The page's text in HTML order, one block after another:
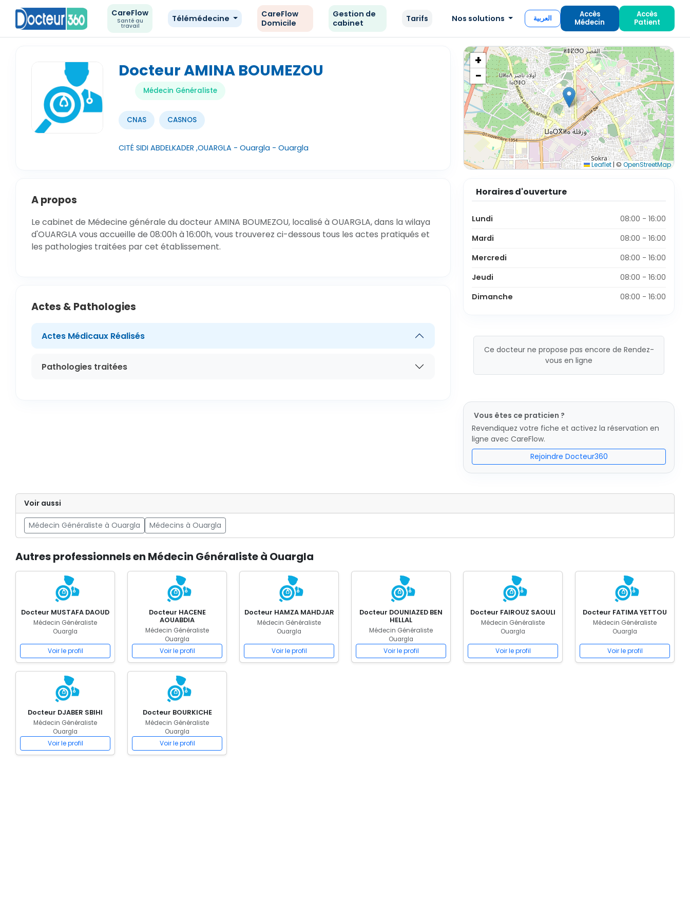
CareFlow
Santé au
travail
Télémédecine
CareFlow
Domicile
Gestion de
cabinet
Tarifs Nos solutions العربية
Accès
Médecin
Accès
Patient
Docteur AMINA BOUMEZOU
Médecin Généraliste
CNAS CASNOS
CITÉ SIDI ABDELKADER ,OUARGLA - Ouargla - Ouargla
+
−
Leaflet| © OpenStreetMap
A propos
Le cabinet de Médecine générale du docteur AMINA BOUMEZOU, localisé à OUARGLA, dans la wilaya
d'OUARGLA vous accueille de 08:00h à 16:00h, vous trouverez ci-dessous tous les actes pratiqués et
les pathologies traitées par cet établissement.
Actes & Pathologies
Actes Médicaux Réalisés
Pathologies traitées
Horaires d'ouverture
Lundi
08:00 - 16:00
Mardi
08:00 - 16:00
Mercredi
08:00 - 16:00
Jeudi
08:00 - 16:00
Dimanche
08:00 - 16:00
Ce docteur ne propose pas encore de Rendez-
vous en ligne
Vous êtes ce praticien ?
Revendiquez votre fiche et activez la réservation en
ligne avec CareFlow.
Rejoindre Docteur360
Voir aussi
Médecin Généraliste à Ouargla Médecins à Ouargla
Autres professionnels en Médecin Généraliste à Ouargla
Docteur MUSTAFA DAOUD
Médecin Généraliste
Ouargla
Voir le profil
Docteur HACENE
AOUABDIA
Médecin Généraliste
Ouargla
Voir le profil
Docteur HAMZA MAHDJAR
Médecin Généraliste
Ouargla
Voir le profil
Docteur DOUNIAZED BEN
HELLAL
Médecin Généraliste
Ouargla
Voir le profil
Docteur FAIROUZ SAOULI
Médecin Généraliste
Ouargla
Voir le profil
Docteur FATIMA YETTOU
Médecin Généraliste
Ouargla
Voir le profil
Docteur DJABER SBIHI
Médecin Généraliste
Ouargla
Voir le profil
Docteur BOURKICHE
Médecin Généraliste
Ouargla
Voir le profil